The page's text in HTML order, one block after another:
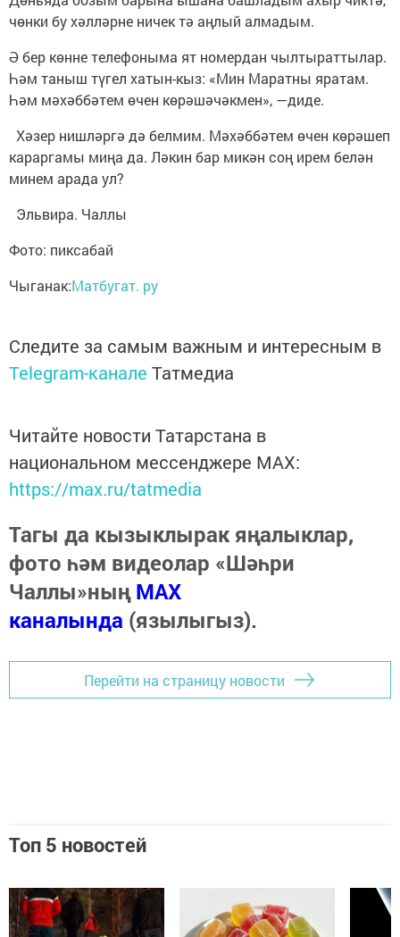
чөнки бу хәл­ләрне ничек тә аң­лый алмадым.
Ә бер көнне телефо­ныма ят номердан чылты­раттылар.
Һәм таныш түгел хатын-кыз: «Мин Маратны яратам.
Һәм мәхәббәтем өчен көрәшәчәк­мен», —диде.
Хәзер нишләргә дә белмим. Мәхәббәтем өчен көрәшеп
караргамы миңа да. Ләкин бар микән соң ирем белән
минем арада ул?
Эльвира. Чаллы
Фото: пиксабай
Чыганак:Матбугат. ру
Следите за самым важным и интересным в
Telegram-канале Татмедиа
Читайте новости Татарстана в
национальном мессенджере MАХ:
https://max.ru/tatmedia
Тагы да кызыклырак яңалыклар,
фото һәм видеолар «Шәһри
Чаллы»ныңMAX
каналында (язылыгыз).
Перейти на страницу новости
Топ 5 новостей